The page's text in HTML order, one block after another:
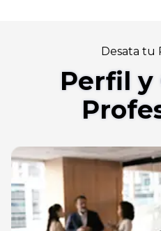
Desata tu
Perfil y